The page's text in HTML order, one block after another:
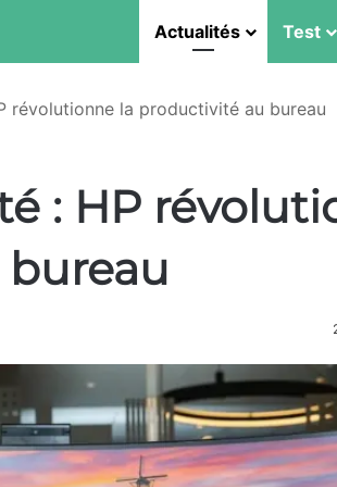
Actualités Test
révolutionne la productivité au bureau
: HP